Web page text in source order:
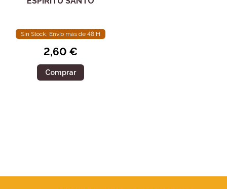
Sin Stock. Envío más de 48 H
2,60 €
Comprar